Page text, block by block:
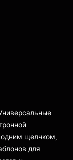
щелчком,
для